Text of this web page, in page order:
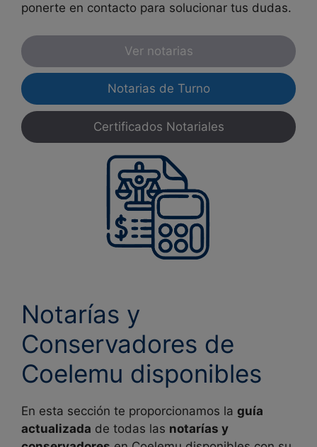
ponerte en contacto para solucionar tus dudas.
Ver notarias
Notarias de Turno
Certificados Notariales
Notarías y
Conservadores de
Coelemu disponibles
En esta sección te proporcionamos la guía
actualizada de todas las notarías y